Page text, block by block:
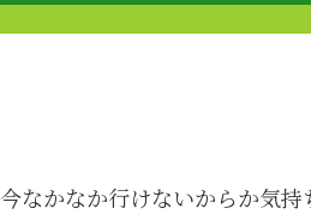
なかなか行けないからか気